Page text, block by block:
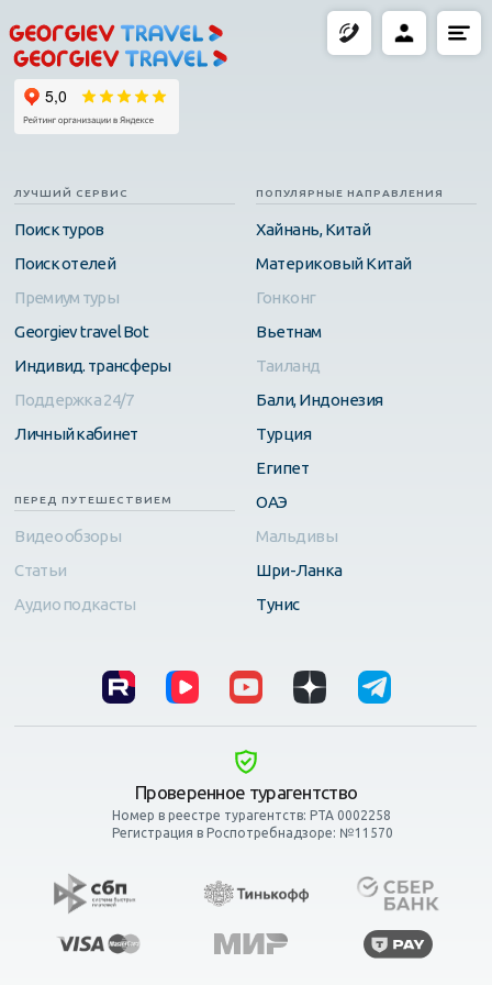
Номер в реестре турагентств: РТА 0002258
Регистрация в Роспотребнадзоре: №11570
Поддержка 24/7
Личный кабинет
Индивид. трансферы
Georgiev travel Bot
Премиум туры
Аудио подкасты
Статьи
Видео обзоры
Проверенное турагентство
Поиск отелей
Поиск туров
Тунис
Шри-Ланка
Мальдивы
ОАЭ
Египет
Турция
Бали, Индонезия
Таиланд
Вьетнам
Гонконг
Материковый Китай
ЛУЧШИЙ СЕРВИС
ПЕРЕД ПУТЕШЕСТВИЕМ
ПОПУЛЯРНЫЕ НАПРАВЛЕНИЯ
Хайнань, Китай